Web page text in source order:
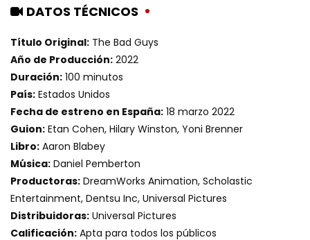
DATOS TÉCNICOS
Título Original: The Bad Guys
Año de Producción: 2022
Duración: 100 minutos
País: Estados Unidos
Fecha de estreno en España: 18 marzo 2022
Guion: Etan Cohen, Hilary Winston, Yoni Brenner
Libro: Aaron Blabey
Música: Daniel Pemberton
Productoras: DreamWorks Animation, Scholastic
Entertainment, Dentsu Inc, Universal Pictures
Distribuidoras: Universal Pictures
Calificación: Apta para todos los públicos